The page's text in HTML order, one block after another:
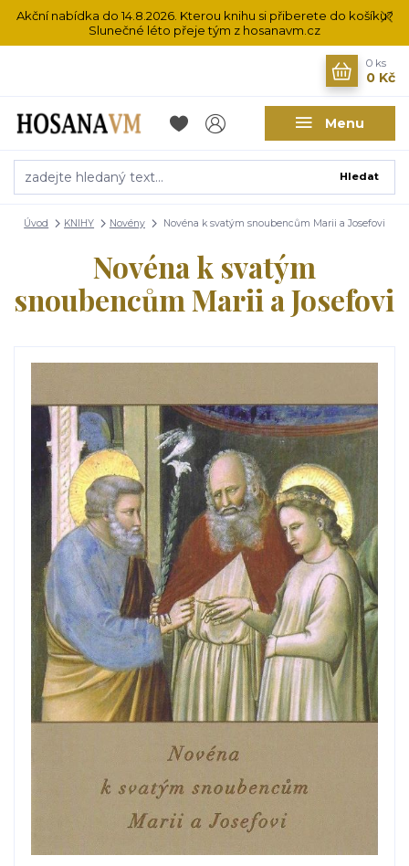
Akční nabídka do 14.8.2026. Kterou knihu si přiberete do košíku?
Slunečné léto přeje tým z hosanavm.cz
Menu
Hledat
0 ks
0 Kč
Úvod KNIHY Novény Novéna k svatým snoubencům Marii a Josefovi
Novéna k svatým
snoubencům Marii a Josefovi